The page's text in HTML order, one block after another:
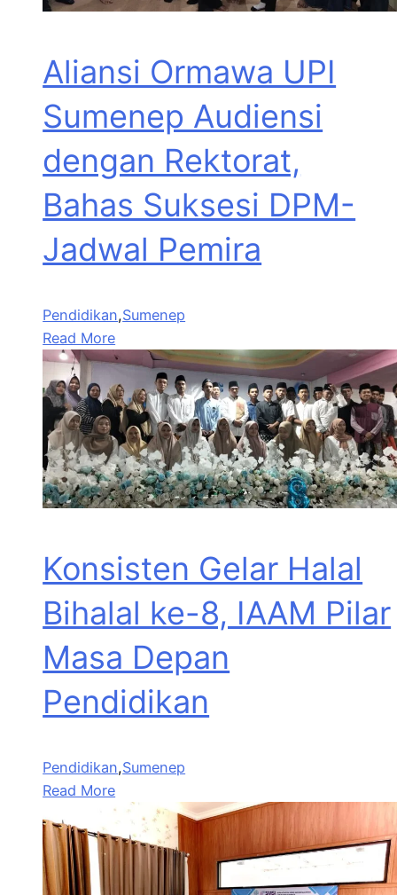
Aliansi Ormawa UPI
Sumenep Audiensi
dengan Rektorat,
Bahas Suksesi DPM-
Jadwal Pemira
Pendidikan,Sumenep
Read More
Konsisten Gelar Halal
Bihalal ke-8, IAAM Pilar
Masa Depan
Pendidikan
Pendidikan,Sumenep
Read More